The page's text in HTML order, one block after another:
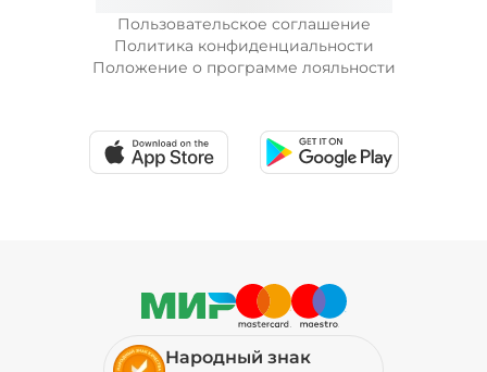
Пользовательское соглашение
Политика конфиденциальности
Положение о программе лояльности
Народный знак